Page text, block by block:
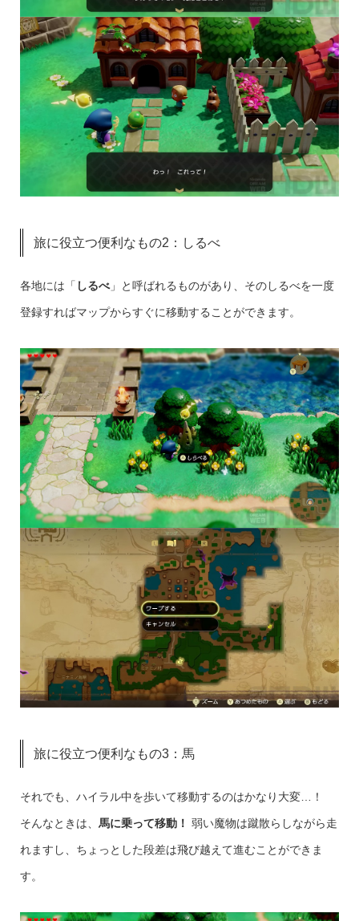
旅に役立つ便利なもの2：しるべ
各地には「 しるべ」と呼ばれるものがあり、そのしるべを一度
登録すればマップからすぐに移動することができます。
旅に役立つ便利なもの3：馬
それでも、ハイラル中を歩いて移動するのはかなり大変…！
そんなときは、 馬に乗って移動！ 弱い魔物は蹴散らしながら走
れますし、ちょっとした段差は飛び越えて進むことができま
す。